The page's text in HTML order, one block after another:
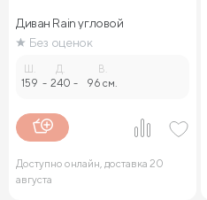
Диван Rain угловой
Без оценок
159 -
Д.
240 -
В.
96 см.
Доступно онлайн, доставка 20
августа